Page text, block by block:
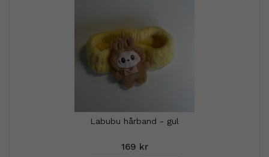
Labubu hårband - gul
169 kr